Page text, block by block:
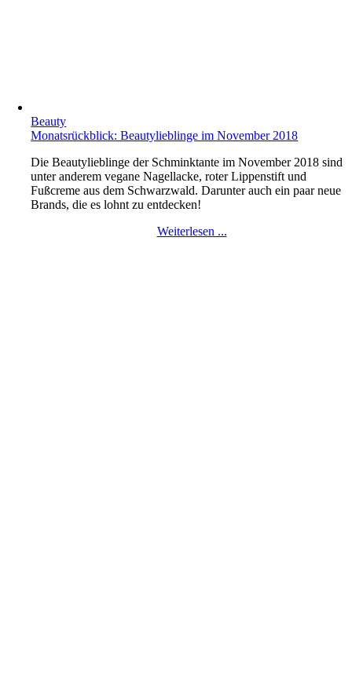
Beauty
Monatsrückblick: Beautylieblinge im November 2018
Die Beautylieblinge der Schminktante im November 2018 sind
unter anderem vegane Nagellacke, roter Lippenstift und
Fußcreme aus dem Schwarzwald. Darunter auch ein paar neue
Brands, die es lohnt zu entdecken!
Weiterlesen ...